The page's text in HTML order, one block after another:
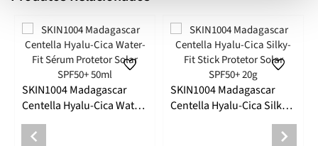
SKIN1004 Madagascar
Centella Hyalu-Cica Water-
Fit Sérum Protetor Solar
SPF50+ 50ml
SKIN1004 Madagascar
Centella Hyalu-Cica Silky-
Fit Stick Protetor Solar